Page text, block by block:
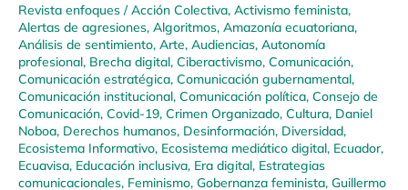
Revista enfoques /Acción Colectiva, Activismo feminista,
Alertas de agresiones, Algoritmos, Amazonía ecuatoriana,
Análisis de sentimiento, Arte, Audiencias, Autonomía
profesional, Brecha digital, Ciberactivismo, Comunicación,
Comunicación estratégica, Comunicación gubernamental,
Comunicación institucional, Comunicación política, Consejo de
Comunicación, Covid-19, Crimen Organizado, Cultura, Daniel
Noboa, Derechos humanos, Desinformación, Diversidad,
Ecosistema Informativo, Ecosistema mediático digital, Ecuador,
Ecuavisa, Educación inclusiva, Era digital, Estrategias
comunicacionales, Feminismo, Gobernanza feminista, Guillermo